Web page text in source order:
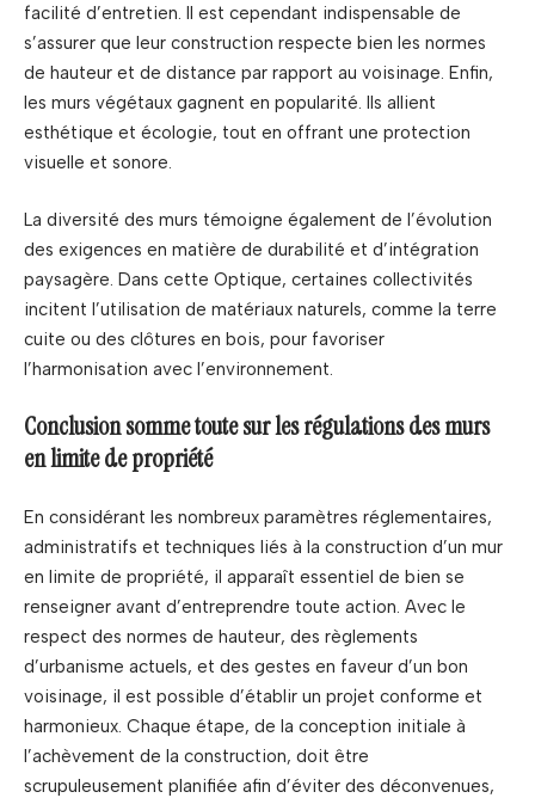
facilité d’entretien. Il est cependant indispensable de
s’assurer que leur construction respecte bien les normes
de hauteur et de distance par rapport au voisinage. Enfin,
les murs végétaux gagnent en popularité. Ils allient
esthétique et écologie, tout en offrant une protection
visuelle et sonore.
La diversité des murs témoigne également de l’évolution
des exigences en matière de durabilité et d’intégration
paysagère. Dans cette Optique, certaines collectivités
incitent l’utilisation de matériaux naturels, comme la terre
cuite ou des clôtures en bois, pour favoriser
l’harmonisation avec l’environnement.
Conclusion somme toute sur les régulations des murs
en limite de propriété
En considérant les nombreux paramètres réglementaires,
administratifs et techniques liés à la construction d’un mur
en limite de propriété, il apparaît essentiel de bien se
renseigner avant d’entreprendre toute action. Avec le
respect des normes de hauteur, des règlements
d’urbanisme actuels, et des gestes en faveur d’un bon
voisinage, il est possible d’établir un projet conforme et
harmonieux. Chaque étape, de la conception initiale à
l’achèvement de la construction, doit être
scrupuleusement planifiée afin d’éviter des déconvenues,